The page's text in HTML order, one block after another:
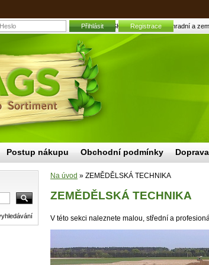
ZEMĚDĚLSKÁ TECHNIKA | Zahradní a
Přihlásit Registrace
Na úvod » ZEMĚDĚLSKÁ TECHNIKA
ZEMĚDĚLSKÁ TECHNIKA
V této sekci naleznete malou, střední a
Postup nákupu Obchodní podmínky